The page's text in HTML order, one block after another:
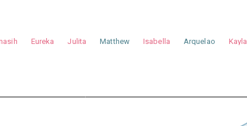
Eureka Julita Matthew Isabella Arquelao Kayla